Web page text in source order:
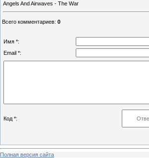
Angels And Airwaves - The War
Всего комментариев: 0
Имя *:
Email *:
Код *:
Полная версия сайта